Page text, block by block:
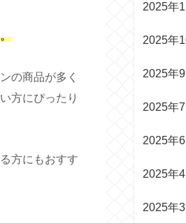
の商品が多く
方にぴったり
方にもおすす
2025年
2025年
2025年9
2025年7
2025年6
2025年4
2025年3